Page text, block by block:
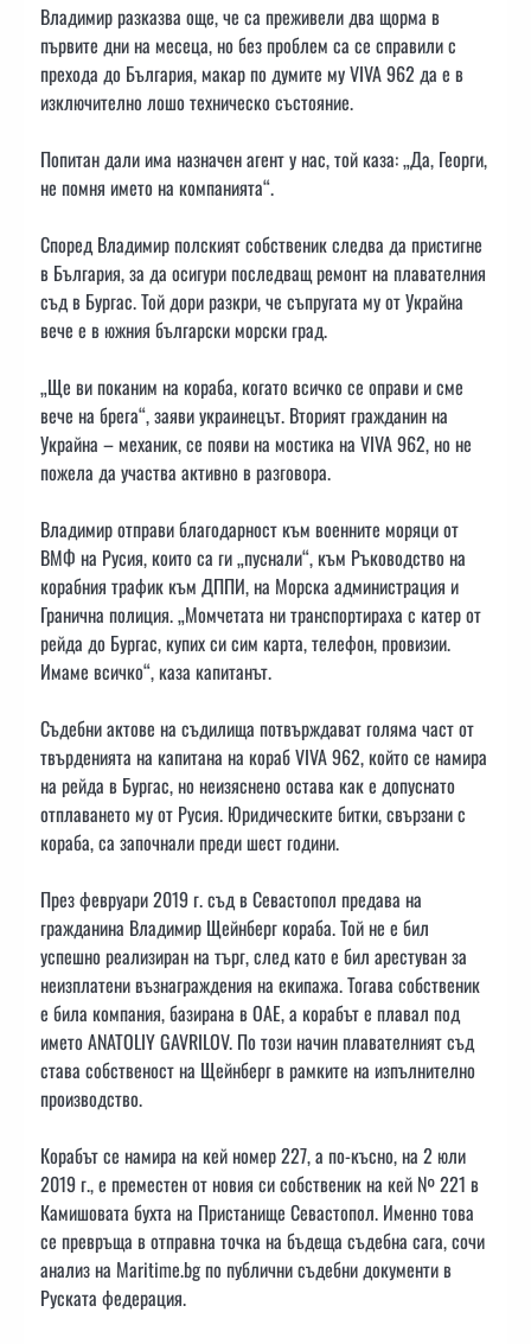
Владимир разказва още, че са преживели два щорма в
първите дни на месеца, но без проблем са се справили с
прехода до България, макар по думите му VIVA 962 да е в
изключително лошо техническо състояние.
Попитан дали има назначен агент у нас, той каза: „Да, Георги,
не помня името на компанията“.
Според Владимир полският собственик следва да пристигне
в България, за да осигури последващ ремонт на плавателния
съд в Бургас. Той дори разкри, че съпругата му от Украйна
вече е в южния български морски град.
„Ще ви поканим на кораба, когато всичко се оправи и сме
вече на брега“, заяви украинецът. Вторият гражданин на
Украйна – механик, се появи на мостика на VIVA 962, но не
пожела да участва активно в разговора.
Владимир отправи благодарност към военните моряци от
ВМФ на Русия, които са ги „пуснали“, към Ръководство на
корабния трафик към ДППИ, на Морска администрация и
Гранична полиция. „Момчетата ни транспортираха с катер от
рейда до Бургас, купих си сим карта, телефон, провизии.
Имаме всичко“, каза капитанът.
Съдебни актове на съдилища потвърждават голяма част от
твърденията на капитана на кораб VIVA 962, който се намира
на рейда в Бургас, но неизяснено остава как е допуснато
отплаването му от Русия. Юридическите битки, свързани с
кораба, са започнали преди шест години.
През февруари 2019 г. съд в Севастопол предава на
гражданина Владимир Щейнберг кораба. Той не е бил
успешно реализиран на търг, след като е бил арестуван за
неизплатени възнаграждения на екипажа. Тогава собственик
е била компания, базирана в ОАЕ, а корабът е плавал под
името ANATOLIY GAVRILOV. По този начин плавателният съд
става собственост на Щейнберг в рамките на изпълнително
производство.
Корабът се намира на кей номер 227, а по-късно, на 2 юли
2019 г., е преместен от новия си собственик на кей № 221 в
Камишовата бухта на Пристанище Севастопол. Именно това
се превръща в отправна точка на бъдеща съдебна сага, сочи
анализ на Maritime.bg по публични съдебни документи в
Руската федерация.